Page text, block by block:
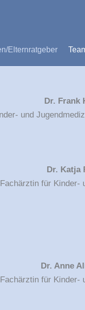
Elternratgeber
Dr. Frank
und
Dr. Katja
Fachärztin für Kinder-
Dr. Anne
Fachärztin für Kinder-